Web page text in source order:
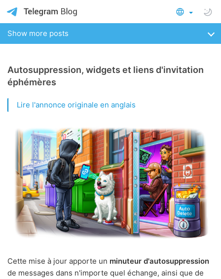
Show more posts
Autosuppression, widgets et liens d'invitation
éphémères
Lire l'annonce originale en anglais
Cette mise à jour apporte un minuteur d'autosuppression
de messages dans n'importe quel échange, ainsi que de